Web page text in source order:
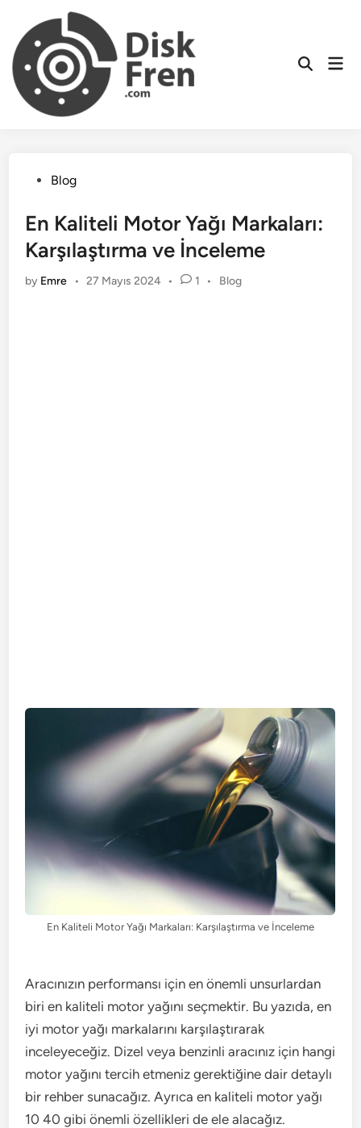
content
PostedBlog
En Kaliteli Motor Yağı Markaları:
Karşılaştırma ve İnceleme
by Emre • 27 Mayıs 2024 • 1 •
Posted
Blog
En Kaliteli Motor Yağı Markaları: Karşılaştırma ve İnceleme
Aracınızın performansı için en önemli unsurlardan
biri en kaliteli motor yağını seçmektir. Bu yazıda, en
iyi motor yağı markalarını karşılaştırarak
inceleyeceğiz. Dizel veya benzinli aracınız için hangi
motor yağını tercih etmeniz gerektiğine dair detaylı
bir rehber sunacağız. Ayrıca en kaliteli motor yağı
10 40 gibi önemli özellikleri de ele alacağız.